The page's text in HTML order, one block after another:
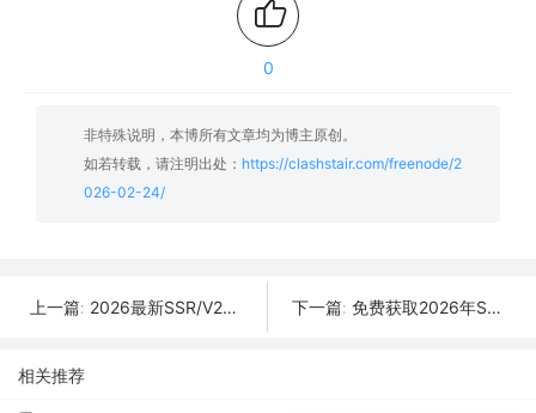
0
非特殊说明，本博所有文章均为博主原创。
如若转载，请注明出处： https://clashstair.com/freenode/2
026-02-24/
上一篇: 2026最新SSR/V2Ray/Clash免费节点 | 02月25日可用订阅 下一篇: 免费获取2026年SSR/V2Ray/Clash节点 | 02月23日可用
相关推荐